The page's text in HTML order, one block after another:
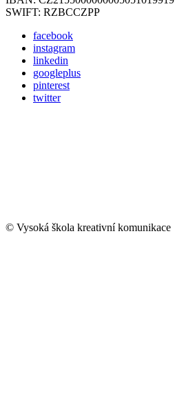
SWIFT: RZBCCZPP
facebook
instagram
linkedin
googleplus
pinterest
twitter
© Vysoká škola kreativní komunikace